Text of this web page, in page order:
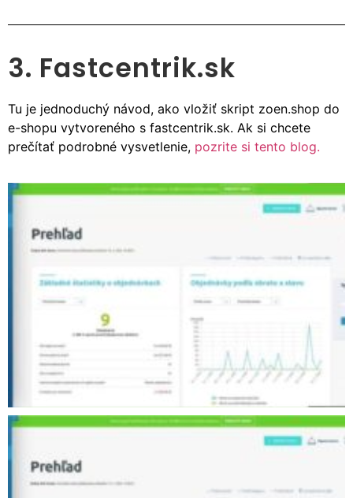
3. Fastcentrik.sk
Tu je jednoduchý návod, ako vložiť skript zoen.shop do
e-shopu vytvoreného s fastcentrik.sk. Ak si chcete
prečítať podrobné vysvetlenie, pozrite si tento blog.